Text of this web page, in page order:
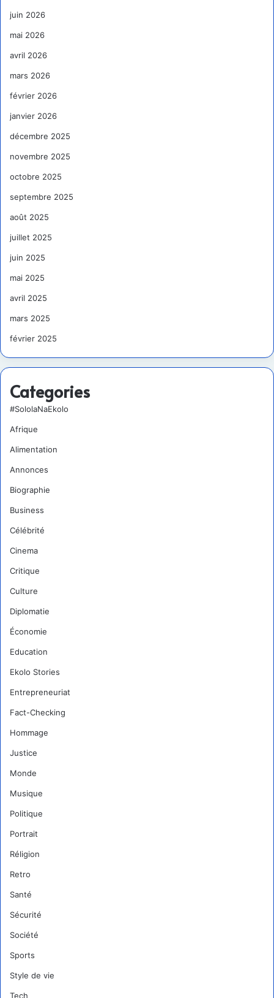
juin 2026
mai 2026
avril 2026
mars 2026
février 2026
janvier 2026
décembre 2025
novembre 2025
octobre 2025
septembre 2025
août 2025
juillet 2025
juin 2025
mai 2025
avril 2025
mars 2025
février 2025
Categories
#SololaNaEkolo
Afrique
Alimentation
Annonces
Biographie
Business
Célébrité
Cinema
Critique
Culture
Diplomatie
Économie
Education
Ekolo Stories
Entrepreneuriat
Fact-Checking
Hommage
Justice
Monde
Musique
Politique
Portrait
Réligion
Retro
Santé
Sécurité
Société
Sports
Style de vie
Tech